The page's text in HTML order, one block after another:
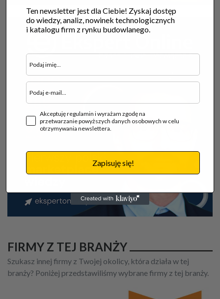
FIRMY Z TEJ BRANŻY
Szukasz innej firmy z Twojej okolicy, która działa w tej
branży? Poniżej przedstawiliśmy wybrane firmy z tej branży.
Ten newsletter jest dla Ciebie! Zyskaj dostęp
do wiedzy, analiz, nowinek technologicznych
i katalogu firm z rynku budowlanego.
Akceptuję regulamin i wyrażam zgodę na
przetwarzanie powyższych danych osobowych w celu
otrzymywania newslettera.
Zapisuję się!